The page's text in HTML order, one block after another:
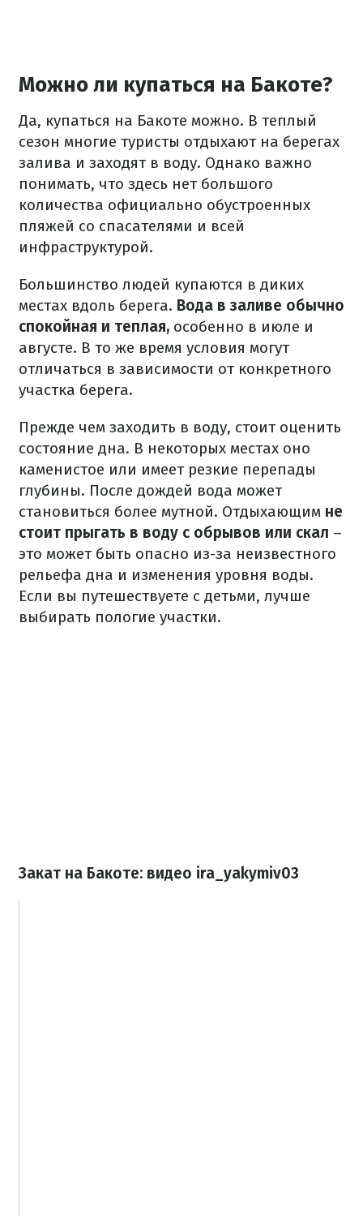
Можно ли купаться на Бакоте?
Да, купаться на Бакоте можно. В теплый
сезон многие туристы отдыхают на берегах
залива и заходят в воду. Однако важно
понимать, что здесь нет большого
количества официально обустроенных
пляжей со спасателями и всей
инфраструктурой.
Большинство людей купаются в диких
местах вдоль берега. Вода в заливе обычно
спокойная и теплая, особенно в июле и
августе. В то же время условия могут
отличаться в зависимости от конкретного
участка берега.
Прежде чем заходить в воду, стоит оценить
состояние дна. В некоторых местах оно
каменистое или имеет резкие перепады
глубины. После дождей вода может
становиться более мутной. Отдыхающим не
стоит прыгать в воду с обрывов или скал –
это может быть опасно из-за неизвестного
рельефа дна и изменения уровня воды.
Если вы путешествуете с детьми, лучше
выбирать пологие участки.
Закат на Бакоте: видео ira_yakymiv03